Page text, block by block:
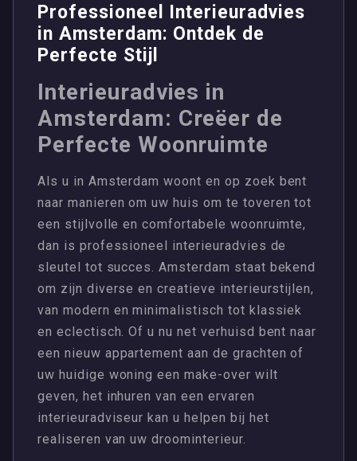
Professioneel Interieuradvies
in Amsterdam: Ontdek de
Perfecte Stijl
Interieuradvies in
Amsterdam: Creëer de
Perfecte Woonruimte
Als u in Amsterdam woont en op zoek bent
naar manieren om uw huis om te toveren tot
een stijlvolle en comfortabele woonruimte,
dan is professioneel interieuradvies de
sleutel tot succes. Amsterdam staat bekend
om zijn diverse en creatieve interieurstijlen,
van modern en minimalistisch tot klassiek
en eclectisch. Of u nu net verhuisd bent naar
een nieuw appartement aan de grachten of
uw huidige woning een make-over wilt
geven, het inhuren van een ervaren
interieuradviseur kan u helpen bij het
realiseren van uw droominterieur.